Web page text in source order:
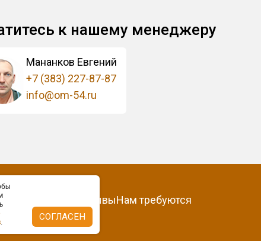
к нашему менеджеру
Мананков Евгений
+7 (383) 227-87-87
info@om-54.ru
ОтзывыНам требуются
. СОГЛАСЕН